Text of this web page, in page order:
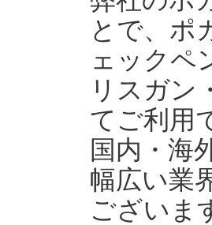
とで、ポ
ェックペ
リスガン
てご利用
国内・海
幅広い業
ございま